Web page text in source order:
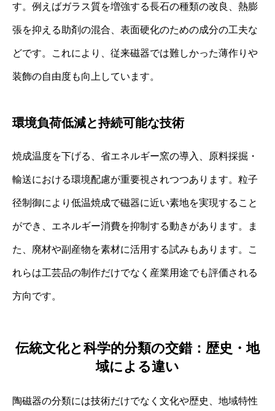
す。例えばガラス質を増強する長石の種類の改良、熱膨
張を抑える助剤の混合、表面硬化のための成分の工夫な
どです。これにより、従来磁器では難しかった薄作りや
装飾の自由度も向上しています。
環境負荷低減と持続可能な技術
焼成温度を下げる、省エネルギー窯の導入、原料採掘・
輸送における環境配慮が重要視されつつあります。粒子
径制御により低温焼成で磁器に近い素地を実現すること
ができ、エネルギー消費を抑制する動きがあります。ま
た、廃材や副産物を素材に活用する試みもあります。こ
れらは工芸品の制作だけでなく産業用途でも評価される
方向です。
伝統文化と科学的分類の交錯：歴史・地
域による違い
陶磁器の分類には技術だけでなく文化や歴史、地域特性